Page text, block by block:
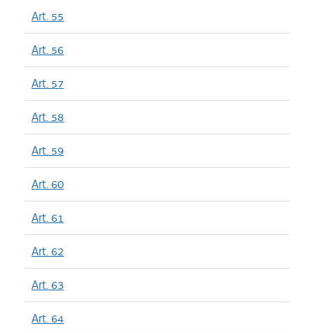
Art. 55
Art. 56
Art. 57
Art. 58
Art. 59
Art. 60
Art. 61
Art. 62
Art. 63
Art. 64